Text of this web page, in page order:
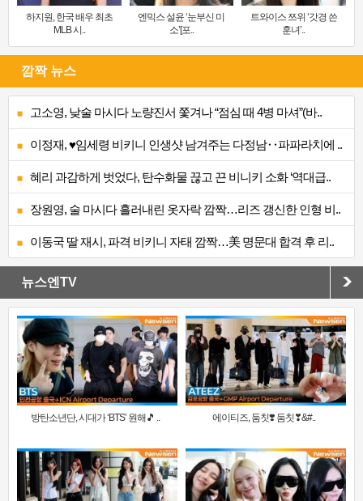
하지원, 한국 배우 최초
MLB 시..
엔믹스 설윤 ‘눈부신 미
소’[포..
트와이스 쯔위 ‘갓경 쓴
훈녀’..
깜짝 뉴스
고소영, 낮술 마시다 노량진서 쫓겨나 “점심 때 4병 마셔”(바..
이정재, ♥임세령 비키니 인생샷 남겨주는 다정남‥파파라치에 ..
혜리 과감하게 벗었다, 탄수화물 끊고 끈 비니키 소화 ‘역대급..
장원영, 술 마시다 흘러내린 옷자락 깜짝…리즈 갱신한 인형 비..
이동국 딸 재시, 파격 비키니 자태 깜짝…美 명문대 합격 후 리..
뉴스엔TV
방탄소년단, 시대가 ‘BTS’ 원해🎵 .. 에이티즈, 둠칫❣️ 둠칫❣&#..